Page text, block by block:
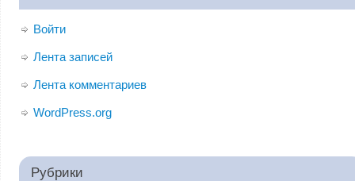
Войти
Лента записей
Лента комментариев
WordPress.org
Рубрики